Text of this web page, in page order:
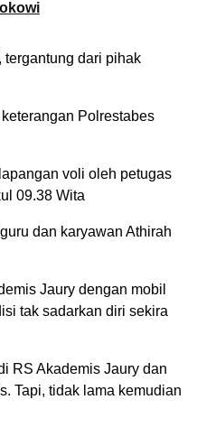
tergantung dari pihak
Polrestabes
voli oleh petugas
09.38 Wita
dan karyawan Athirah
Jaury dengan mobil
tak sadarkan diri sekira
RS Akademis Jaury dan
Tapi, tidak lama kemudian